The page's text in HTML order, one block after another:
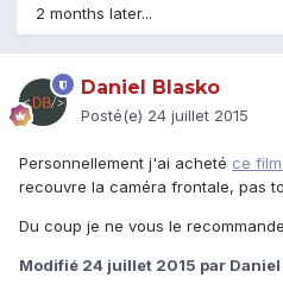
2 months later...
Daniel Blasko
Posté(e) 24 juillet 2015
Personnellement j'ai acheté ce
recouvre la caméra frontale, pas
Du coup je ne vous le
Modifié 24 juillet 2015 par Daniel